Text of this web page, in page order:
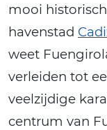
mooi
havenstad
weet
verleiden tot
veelzijdige
centrum van